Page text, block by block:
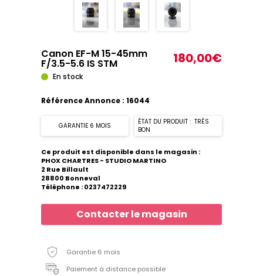
Canon EF-M 15-45mm
F/3.5-5.6 IS STM 180,00€
En stock
Référence Annonce : 16044
GARANTIE 6 MOIS
ÉTAT DU PRODUIT : TRÈS
BON
Ce produit est disponible dans le magasin :
PHOX CHARTRES - STUDIO MARTINO
2 Rue Billault
28800 Bonneval
Téléphone : 0237472229
Contacter le magasin
Garantie 6 mois
Paiement à distance possible